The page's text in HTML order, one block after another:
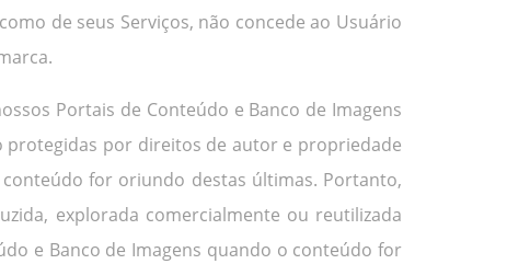
de seus Serviços, não concede ao Usuário
Portais de Conteúdo e Banco de Imagens
por direitos de autor e propriedade
for oriundo destas últimas. Portanto,
explorada comercialmente ou reutilizada
e Banco de Imagens quando o conteúdo for